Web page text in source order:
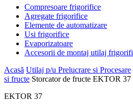
Compresoare frigorifice
Agregate frigorifice
Elemente de automatizare
Usi frigorifice
Evaporizatoare
Accesorii de montaj utilaj
Acasă Utilaj p/u Prelucrare si Procesare
si fructe Storcator de fructe EKTOR 37
EKTOR 37